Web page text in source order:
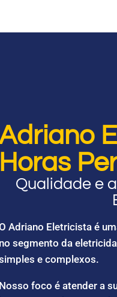
Horas
Qualidade e
Adriano Eletricista é
no segmento da
e complexos.
Nosso foco é atender a